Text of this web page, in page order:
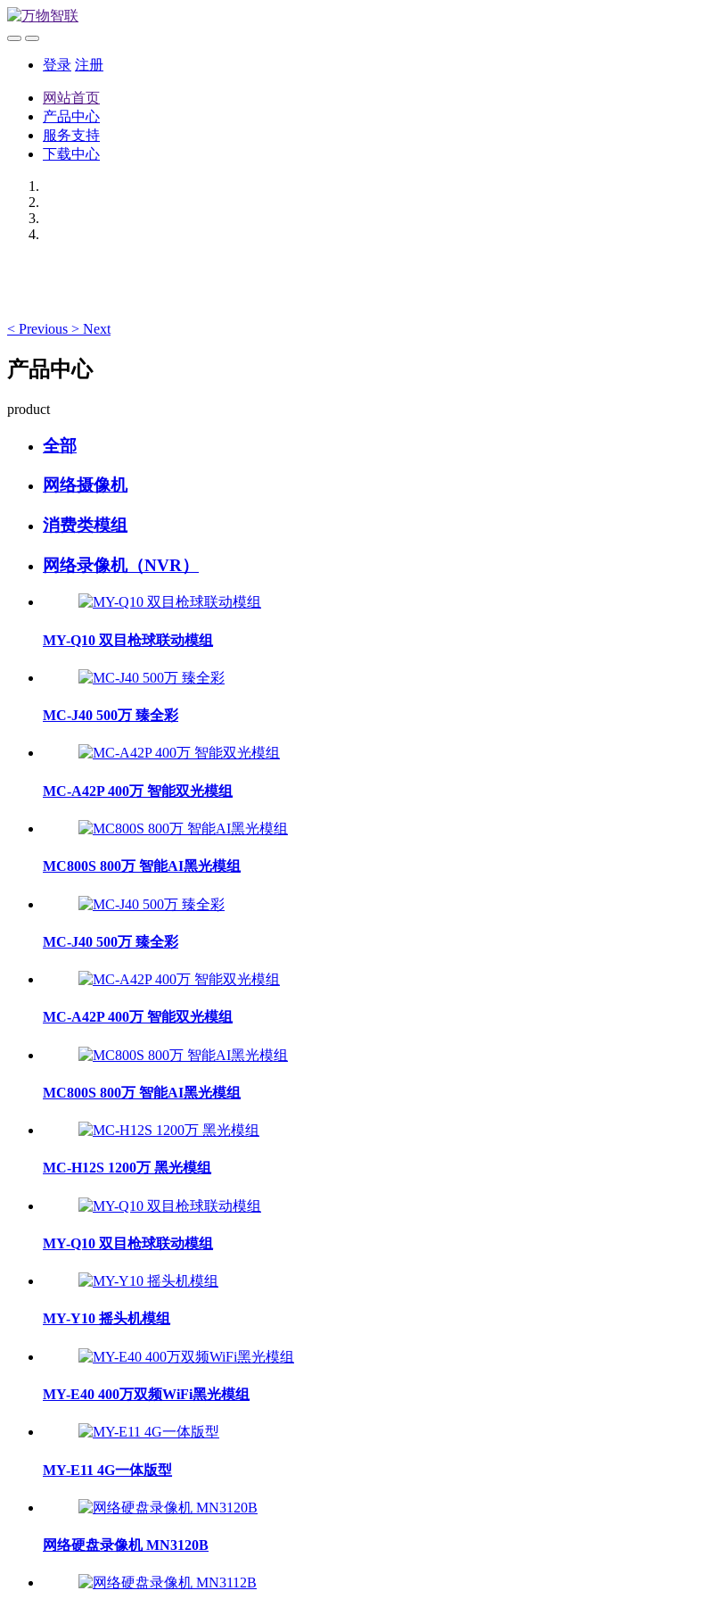
登录 注册
网站首页
产品中心
服务支持
下载中心
< Previous > Next
产品中心
product
全部
网络摄像机
消费类模组
网络录像机（NVR）
MY-Q10 双目枪球联动模组
MC-J40 500万 臻全彩
MC-A42P 400万 智能双光模组
MC800S 800万 智能AI黑光模组
MC-J40 500万 臻全彩
MC-A42P 400万 智能双光模组
MC800S 800万 智能AI黑光模组
MC-H12S 1200万 黑光模组
MY-Q10 双目枪球联动模组
MY-Y10 摇头机模组
MY-E40 400万双频WiFi黑光模组
MY-E11 4G一体版型
网络硬盘录像机 MN3120B